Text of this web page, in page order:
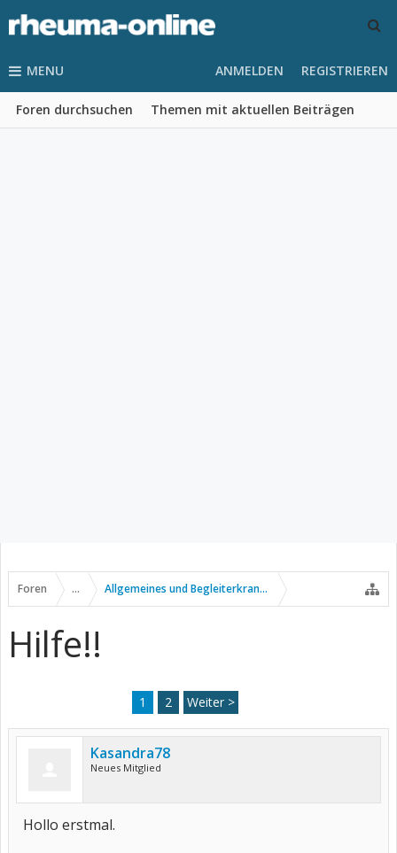
MENU
Foren durchsuchen Themen mit aktuellen Beiträgen
ANMELDEN REGISTRIEREN
Foren ... Allgemeines und Begleiterkrankungen
Hilfe!!
1 2 Weiter >
Kasandra78
Neues Mitglied
Hollo erstmal.